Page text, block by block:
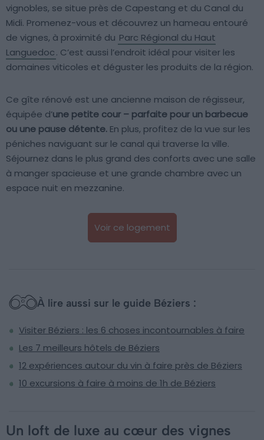
vignobles, se situe près de Capestang et du Canal du
Midi. Promenez-vous et découvrez un hameau entouré
de vignes, à proximité du Parc Régional du Haut
Languedoc. C’est aussi l’endroit idéal pour visiter les
domaines viticoles et déguster les produits de la région.
Ce gîte rénové est une ancienne maison de régisseur,
équipée d’une petite cour – parfaite pour un barbecue
ou une pause détente. En plus, profitez de la vue sur les
péniches naviguant sur le canal qui traverse la ville.
Séjournez dans le plus grand des conforts avec une salle
à manger spacieuse et une grande chambre avec un
espace nuit en mezzanine.
Voir ce logement
À lire aussi sur le guide Béziers :
Visiter Béziers : les 6 choses incontournables à faire
Les 7 meilleurs hôtels de Béziers
12 expériences autour du vin à faire près de Béziers
10 excursions à faire à moins de 1h de Béziers
Un loft de luxe au cœur des vignes